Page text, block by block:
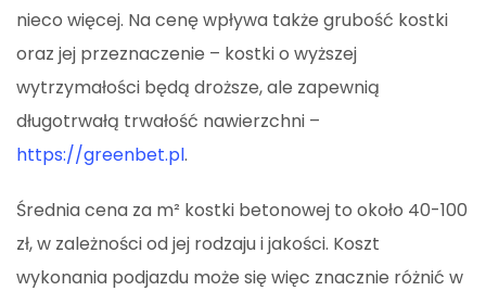
nieco więcej. Na cenę wpływa także grubość kostki
oraz jej przeznaczenie – kostki o wyższej
wytrzymałości będą droższe, ale zapewnią
długotrwałą trwałość nawierzchni –
https://greenbet.pl.
Średnia cena za m² kostki betonowej to około 40-100
zł, w zależności od jej rodzaju i jakości. Koszt
wykonania podjazdu może się więc znacznie różnić w